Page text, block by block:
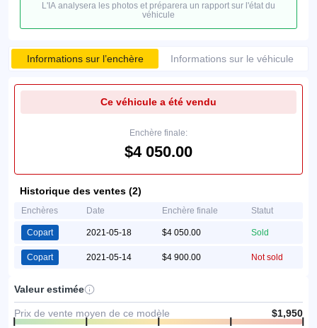
L'IA analysera les photos et préparera un rapport sur l'état du
véhicule
Informations sur l’enchère Informations sur le véhicule
Ce véhicule a été vendu
Enchère finale:
$4 050.00
Historique des ventes (2)
Enchères Date Enchère finale Statut
Copart 2021-05-18 $4 050.00 Sold
Copart 2021-05-14 $4 900.00 Not sold
Valeur estimée
Prix de vente moyen de ce modèle $1,950